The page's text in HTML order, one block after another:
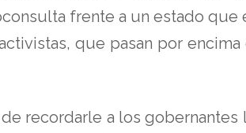
frente a un estado que
que pasan por
recordarle a los